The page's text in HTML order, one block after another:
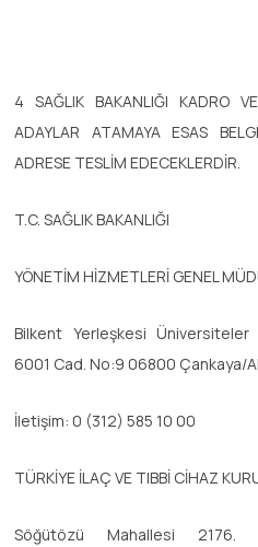
4 SAĞLIK BAKANLIĞI KADRO
ADAYLAR ATAMAYA ESAS
ADRESE TESLİM EDECEKLERDİR.
T.C. SAĞLIK BAKANLIĞI
YÖNETİM HİZMETLERİ GENEL
Bilkent Yerleşkesi Üniversiteler
6001 Cad. No:9 06800 Çankaya/
İletişim: 0 (312) 585 10 00
TÜRKİYE İLAÇ VE TIBBİ CİHAZ
Söğütözü Mahallesi